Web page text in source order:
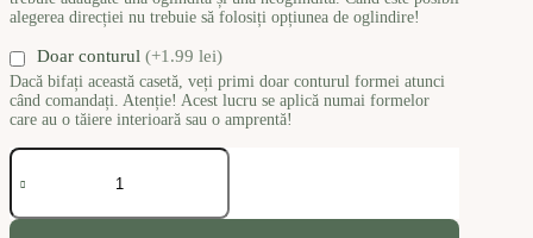
alegerea direcției nu trebuie să folosiți opțiunea de oglindire!
Doar conturul (+1.99 lei)
Dacă bifați această casetă, veți primi doar conturul formei atunci
când comandați. Atenție! Acest lucru se aplică numai formelor
care au o tăiere interioară sau o amprentă!
Cantitate
Clay
#1164